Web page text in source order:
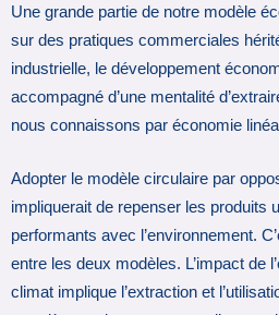
Une grande partie de notre modèle
sur des pratiques commerciales
industrielle, le développement
accompagné d’une mentalité
nous connaissons par économie
Adopter le modèle circulaire par
impliquerait de repenser les produits
performants avec l’environnement.
entre les deux modèles. L’impact de
climat implique l’extraction et